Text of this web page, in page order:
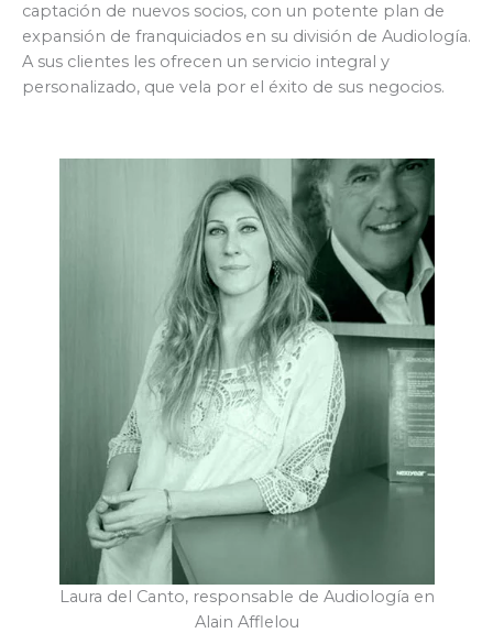
captación de nuevos socios, con un potente plan de
expansión de franquiciados en su división de Audiología.
A sus clientes les ofrecen un servicio integral y
personalizado, que vela por el éxito de sus negocios.
Laura del Canto, responsable de Audiología en
Alain Afflelou